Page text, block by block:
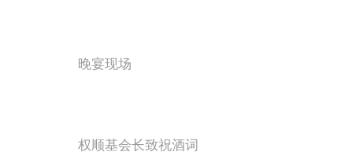
晚宴现场
权顺基会长致祝酒词